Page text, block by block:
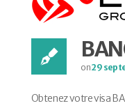
on29
Obtenez votre visa